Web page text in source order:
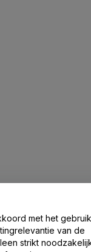
Ons Op
met het gebruik
van de
strikt